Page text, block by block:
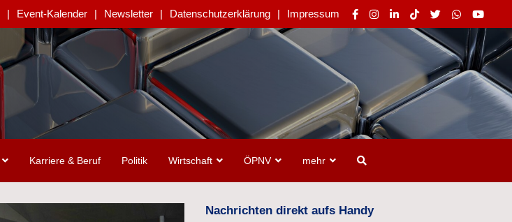
Event-Kalender Newsletter Datenschutzerklärung Impressum
Karriere & Beruf Politik Wirtschaft ÖPNV mehr
Nachrichten direkt aufs Handy